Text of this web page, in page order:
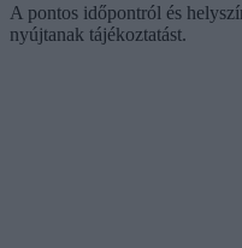
A pontos időpontról és
nyújtanak tájékoztatást.